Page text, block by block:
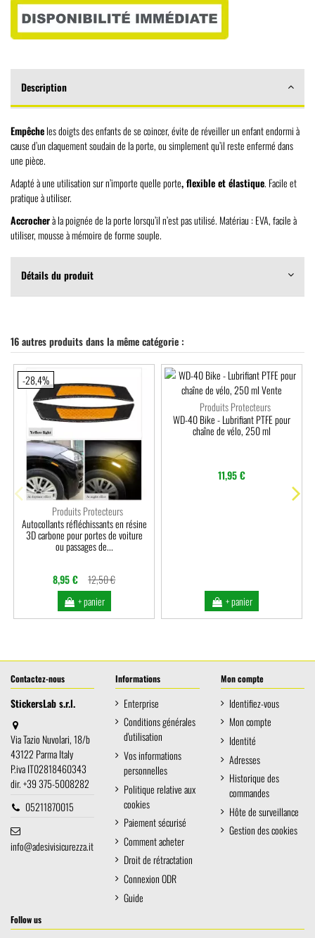
Description
Empêcheles doigts des enfants de se coincer, évite de réveiller un enfant endormi à
cause d’un claquement soudain de la porte, ou simplement qu’il reste enfermé dans
une pièce.
Adapté à une utilisation sur n’importe quelle porte, flexible et élastique. Facile et
pratique à utiliser.
Accrocherà la poignée de la porte lorsqu’il n’est pas utilisé. Matériau : EVA, facile à
utiliser, mousse à mémoire de forme souple.
Détails du produit
16 autres produits dans la même catégorie :
-28,4%
Produits Protecteurs
Autocollants réfléchissants en résine
3D carbone pour portes de voiture
ou passages de...
8,95 €
12,50 €
+ panier
Produits Protecteurs
WD-40 Bike - Lubrifiant PTFE pour
chaîne de vélo, 250 ml
11,95 €
+ panier
Contactez-nous
StickersLab s.r.l.
Via Tazio Nuvolari, 18/b
43122 Parma Italy
P.iva IT02818460343
dir. +39 375-5008282
05211870015
info@adesivisicurezza.it
Informations
Enterprise
Conditions générales
d'utilisation
Vos informations
personnelles
Politique relative aux
cookies
Paiement sécurisé
Comment acheter
Droit de rétractation
Connexion ODR
Guide
Mon compte
Identifiez-vous
Mon compte
Identité
Adresses
Historique des
commandes
Hôte de surveillance
Gestion des cookies
Follow us